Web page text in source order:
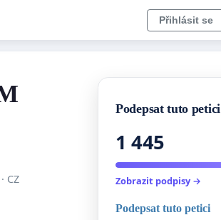
Přihlásit se
· CZ
Podepsat tuto petici
1 445
Zobrazit podpisy →
Podepsat tuto petici